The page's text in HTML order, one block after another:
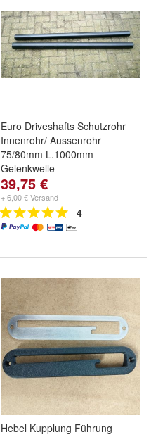
Euro Driveshafts Schutzrohr
Innenrohr/ Aussenrohr
75/80mm L.1000mm
Gelenkwelle
39,75 €
+ 6,00 € Versand
4
Hebel Kupplung Führung